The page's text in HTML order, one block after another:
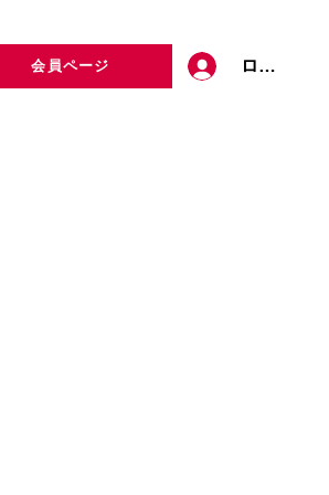
会員ページ ログイン